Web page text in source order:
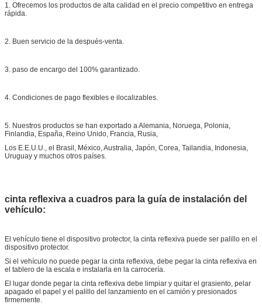
1. Ofrecemos los productos de alta calidad en el precio competitivo en entrega
rápida.
2. Buen servicio de la después-venta.
3. paso de encargo del 100% garantizado.
4. Condiciones de pago flexibles e ilocalizables.
5. Nuestros productos se han exportado a Alemania, Noruega, Polonia,
Finlandia, España, Reino Unido, Francia, Rusia,
Los E.E.U.U., el Brasil, México, Australia, Japón, Corea, Tailandia, Indonesia,
Uruguay y muchos otros países.
cinta reflexiva a cuadros para la guía de instalación del
vehículo:
El vehículo tiene el dispositivo protector, la cinta reflexiva puede ser palillo en el
dispositivo protector.
Si el vehículo no puede pegar la cinta reflexiva, debe pegar la cinta reflexiva en
el tablero de la escala e instalarla en la carrocería.
El lugar donde pegar la cinta reflexiva debe limpiar y quitar el grasiento, pelar
apagado el papel y el palillo del lanzamiento en el camión y presionados
firmemente.